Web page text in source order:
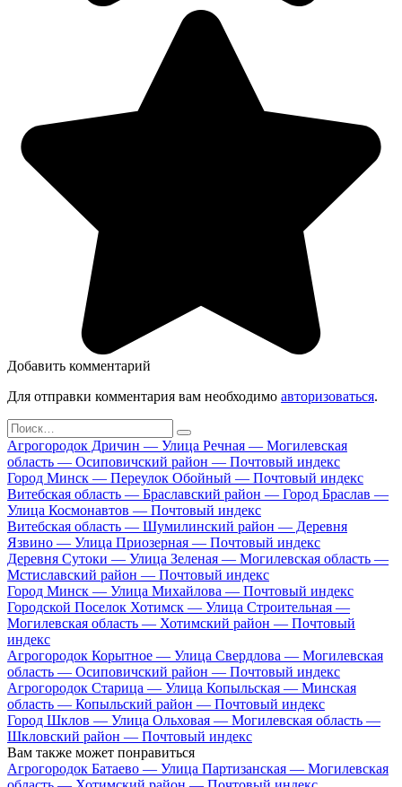
Добавить комментарий
Для отправки комментария вам необходимо авторизоваться.
Search
for:
Агрогородок Дричин — Улица Речная — Могилевская
область — Осиповичский район — Почтовый индекс
Город Минск — Переулок Обойный — Почтовый индекс
Витебская область — Браславский район — Город Браслав —
Улица Космонавтов — Почтовый индекс
Витебская область — Шумилинский район — Деревня
Язвино — Улица Приозерная — Почтовый индекс
Деревня Сутоки — Улица Зеленая — Могилевская область —
Мстиславский район — Почтовый индекс
Город Минск — Улица Михайлова — Почтовый индекс
Городской Поселок Хотимск — Улица Строительная —
Могилевская область — Хотимский район — Почтовый
индекс
Агрогородок Корытное — Улица Свердлова — Могилевская
область — Осиповичский район — Почтовый индекс
Агрогородок Старица — Улица Копыльская — Минская
область — Копыльский район — Почтовый индекс
Город Шклов — Улица Ольховая — Могилевская область —
Шкловский район — Почтовый индекс
Вам также может понравиться
Агрогородок Батаево — Улица Партизанская — Могилевская